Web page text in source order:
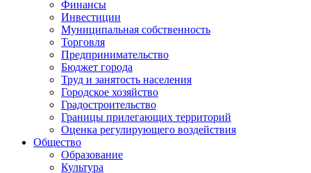
Финансы
Инвестиции
Муниципальная собственность
Торговля
Предпринимательство
Бюджет города
Труд и занятость населения
Городское хозяйство
Градостроительство
Границы прилегающих территорий
Оценка регулирующего воздействия
Общество
Образование
Культура